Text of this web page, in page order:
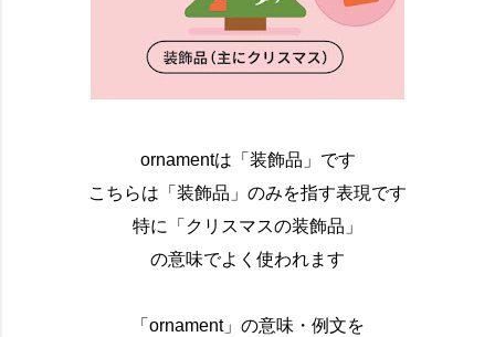
ornamentは「装飾品」です
こちらは「装飾品」のみを指す表現です
特に「クリスマスの装飾品」
の意味でよく使われます
「ornament」の意味・例文を